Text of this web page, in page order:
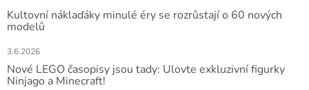
Kultovní náklaďáky minulé éry se rozrůstají o 60 nových
modelů
3.6.2026
Nové LEGO časopisy jsou tady: Ulovte exkluzivní figurky
Ninjago a Minecraft!